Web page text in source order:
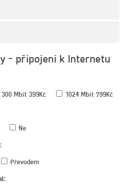
- připojení k Internetu
300 Mbit 399Kč 1024 Mbit 799Kč
Ne
Převodem